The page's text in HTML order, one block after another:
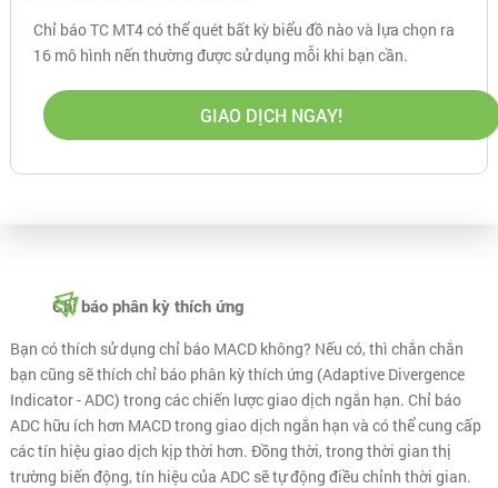
Chỉ báo TC MT4 có thể quét bất kỳ biểu đồ nào và lựa chọn ra
16 mô hình nến thường được sử dụng mỗi khi bạn cần.
GIAO DỊCH NGAY!
Chỉ báo phân kỳ thích ứng
Bạn có thích sử dụng chỉ báo MACD không? Nếu có, thì chắn chắn
bạn cũng sẽ thích chỉ báo phân kỳ thích ứng (Adaptive Divergence
Indicator - ADC) trong các chiến lược giao dịch ngắn hạn. Chỉ báo
ADC hữu ích hơn MACD trong giao dịch ngắn hạn và có thể cung cấp
các tín hiệu giao dịch kịp thời hơn. Đồng thời, trong thời gian thị
trường biến động, tín hiệu của ADC sẽ tự động điều chỉnh thời gian.